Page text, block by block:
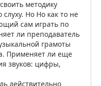
методику
Но Но как то не
сам играть по
ли преподаватель
грамоты
Применяет ли еще
звуков: цифры,
действительно